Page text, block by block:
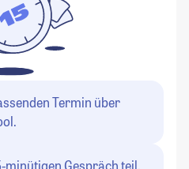
Termin über
minütigen Gespräch teil.